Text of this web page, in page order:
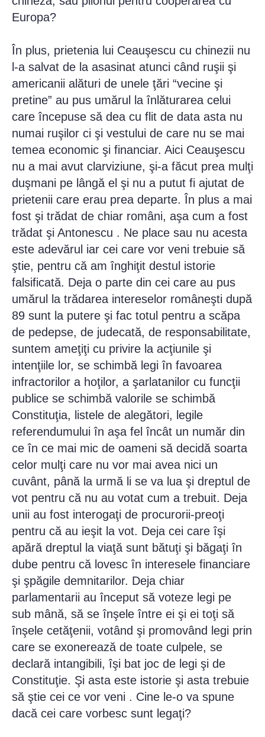
Europa?
În plus, prietenia lui Ceauşescu cu chinezii nu
l-a salvat de la asasinat atunci când ruşii şi
americanii alături de unele ţări “vecine şi
pretine” au pus umărul la înlăturarea celui
care începuse să dea cu flit de data asta nu
numai ruşilor ci şi vestului de care nu se mai
temea economic şi financiar. Aici Ceauşescu
nu a mai avut clarviziune, şi-a făcut prea mulţi
duşmani pe lângă el şi nu a putut fi ajutat de
prietenii care erau prea departe. În plus a mai
fost şi trădat de chiar români, aşa cum a fost
trădat şi Antonescu . Ne place sau nu acesta
este adevărul iar cei care vor veni trebuie să
ştie, pentru că am înghiţit destul istorie
falsificată. Deja o parte din cei care au pus
umărul la trădarea intereselor româneşti după
89 sunt la putere şi fac totul pentru a scăpa
de pedepse, de judecată, de responsabilitate,
suntem ameţiţi cu privire la acţiunile şi
intenţiile lor, se schimbă legi în favoarea
infractorilor a hoţilor, a şarlatanilor cu funcţii
publice se schimbă valorile se schimbă
Constituţia, listele de alegători, legile
referendumului în aşa fel încât un număr din
ce în ce mai mic de oameni să decidă soarta
celor mulţi care nu vor mai avea nici un
cuvânt, până la urmă li se va lua şi dreptul de
vot pentru că nu au votat cum a trebuit. Deja
unii au fost interogaţi de procurorii-preoţi
pentru că au ieşit la vot. Deja cei care îşi
apără dreptul la viaţă sunt bătuţi şi băgaţi în
dube pentru că lovesc în interesele financiare
şi şpăgile demnitarilor. Deja chiar
parlamentarii au început să voteze legi pe
sub mână, să se înşele între ei şi ei toţi să
înşele cetăţenii, votând şi promovând legi prin
care se exonerează de toate culpele, se
declară intangibili, îşi bat joc de legi şi de
Constituţie. Şi asta este istorie şi asta trebuie
să ştie cei ce vor veni . Cine le-o va spune
dacă cei care vorbesc sunt legaţi?